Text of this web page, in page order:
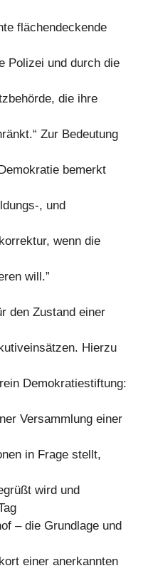
flächendeckende
Polizei und durch die
die ihre
Zur Bedeutung
bemerkt
, und
wenn die
will.”
den Zustand einer
Hierzu
Demokratiestiftung:
Versammlung einer
in Frage stellt,
wird und
– die Grundlage und
einer anerkannten